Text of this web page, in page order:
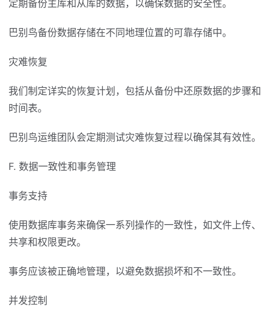
定期备份主库和从库的数据，以确保数据的安全性。
巴别鸟备份数据存储在不同地理位置的可靠存储中。
灾难恢复
我们制定详实的恢复计划，包括从备份中还原数据的步骤和
时间表。
巴别鸟运维团队会定期测试灾难恢复过程以确保其有效性。
F. 数据一致性和事务管理
事务支持
使用数据库事务来确保一系列操作的一致性，如文件上传、
共享和权限更改。
事务应该被正确地管理，以避免数据损坏和不一致性。
并发控制